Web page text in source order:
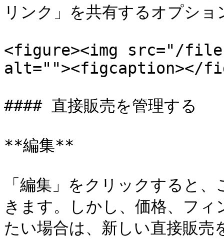
リンク」を共有するオプシ
<figure><img src="/files/
alt=""><figcaption></
#### 直接販売を管理する
**編集**
「編集」をクリックすると
きます。しかし、価格、フ
たい場合は、新しい直接販